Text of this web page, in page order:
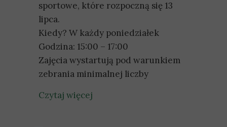
sportowe, które rozpoczną się 13
lipca.
Kiedy? W każdy poniedziałek
Godzina: 15:00 – 17:00
Zajęcia wystartują pod warunkiem
zebrania minimalnej liczby
Czytaj więcej